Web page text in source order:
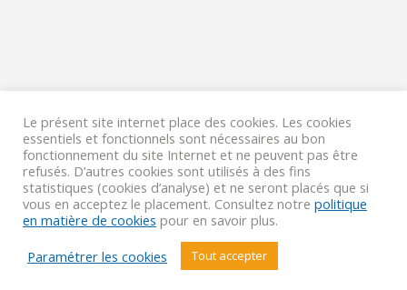
Le présent site internet place des cookies. Les cookies
essentiels et fonctionnels sont nécessaires au bon
fonctionnement du site Internet et ne peuvent pas être
refusés. D’autres cookies sont utilisés à des fins
statistiques (cookies d’analyse) et ne seront placés que si
vous en acceptez le placement. Consultez notre politique
en matière de cookies pour en savoir plus.
Paramétrer les cookies
Tout accepter